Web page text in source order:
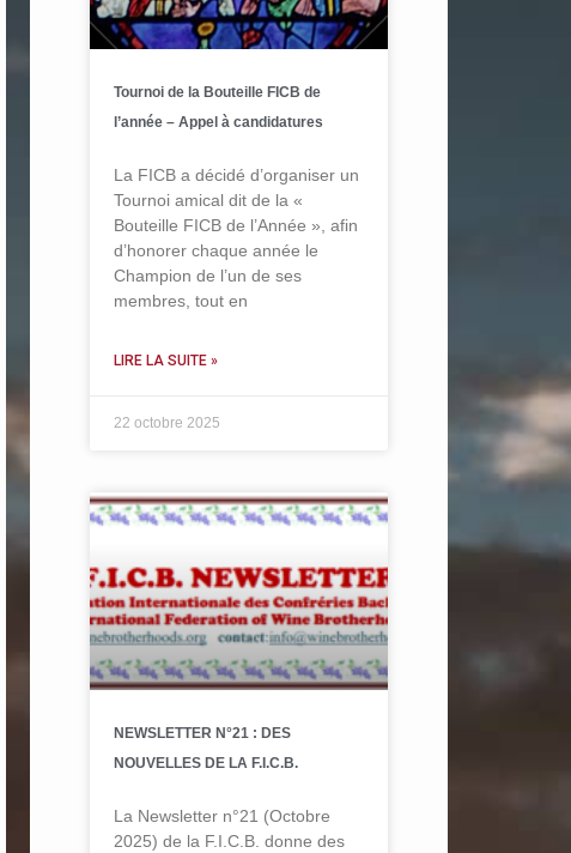
Tournoi de la Bouteille FICB de
l’année – Appel à candidatures
La FICB a décidé d’organiser un
Tournoi amical dit de la «
Bouteille FICB de l’Année », afin
d’honorer chaque année le
Champion de l’un de ses
membres, tout en
LIRE LA SUITE »
22 octobre 2025
NEWSLETTER N°21 : DES
NOUVELLES DE LA F.I.C.B.
La Newsletter n°21 (Octobre
2025) de la F.I.C.B. donne des